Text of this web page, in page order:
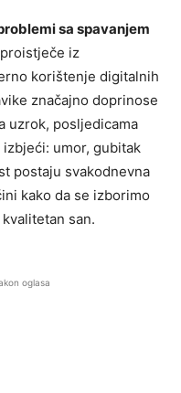
sa spavanjem
iz
korištenje digitalnih
značajno doprinose
uzrok, posljedicama
umor, gubitak
postaju svakodnevna
kako da se izborimo
san.
oglasa